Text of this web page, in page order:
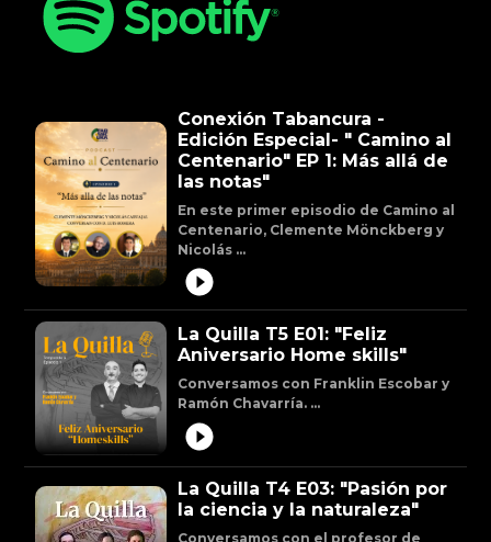
Conexión Tabancura -
Edición Especial- " Camino al
Centenario" EP 1: Más allá de
las notas"
En este primer episodio de Camino al
Centenario, Clemente Mönckberg y
Nicolás ...
La Quilla T5 E01: "Feliz
Aniversario Home skills"
Conversamos con Franklin Escobar y
Ramón Chavarría. ...
La Quilla T4 E03: "Pasión por
la ciencia y la naturaleza"
Conversamos con el profesor de